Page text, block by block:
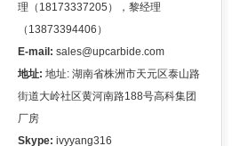
理（18173337205），黎经理
（13873394406）
E-mail: sales@upcarbide.com
地址: 地址: 湖南省株洲市天元区泰山路
街道大岭社区黄河南路188号高科集团
厂房
Skype: ivyyang316